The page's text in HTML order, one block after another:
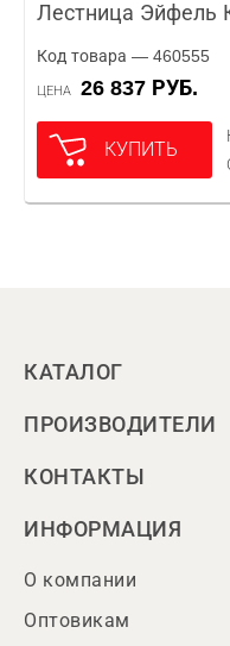
Лестница Эйфель
Код товара — 460555
ЦЕНА 26 837 РУБ.
КУПИТЬ
КАТАЛОГ
ПРОИЗВОДИТЕЛИ
КОНТАКТЫ
ИНФОРМАЦИЯ
О компании
Оптовикам